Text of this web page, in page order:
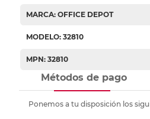
MARCA: OFFICE DEPOT
MODELO: 32810
MPN: 32810
Métodos de pago
Ponemos a tu disposición los